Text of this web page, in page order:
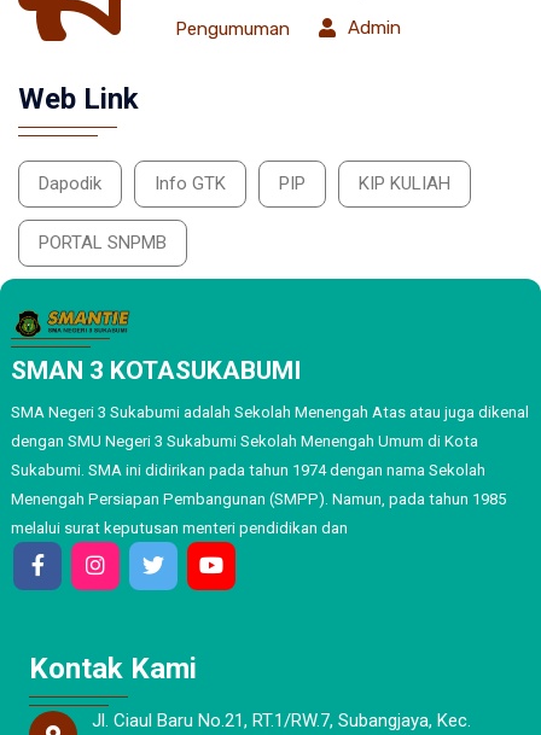
Pengumuman
Admin
Web Link
Dapodik Info GTK PIP KIP KULIAH
PORTAL SNPMB
SMAN 3 KOTASUKABUMI
SMA Negeri 3 Sukabumi adalah Sekolah Menengah Atas atau juga dikenal
dengan SMU Negeri 3 Sukabumi Sekolah Menengah Umum di Kota
Sukabumi. SMA ini didirikan pada tahun 1974 dengan nama Sekolah
Menengah Persiapan Pembangunan (SMPP). Namun, pada tahun 1985
melalui surat keputusan menteri pendidikan dan
Kontak Kami
Jl. Ciaul Baru No.21, RT.1/RW.7, Subangjaya, Kec.